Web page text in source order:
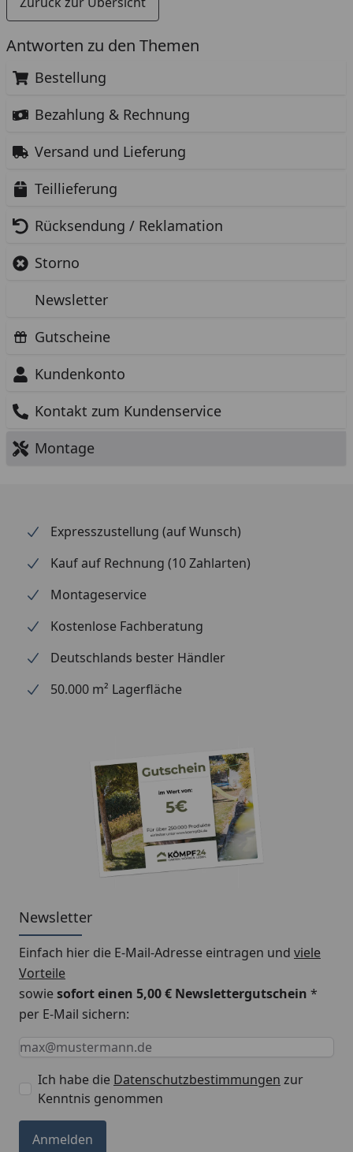
Antworten zu den Themen
Bestellung
Bezahlung & Rechnung
Versand und Lieferung
Teillieferung
Rücksendung / Reklamation
Storno
Newsletter
Gutscheine
Kundenkonto
Kontakt zum Kundenservice
Montage
Expresszustellung (auf Wunsch)
Kauf auf Rechnung (10 Zahlarten)
Montageservice
Kostenlose Fachberatung
Deutschlands bester Händler
50.000 m² Lagerfläche
Newsletter
Einfach hier die E-Mail-Adresse eintragen und viele
Vorteile
sowiesofort einen 5,00 € Newslettergutschein *
per E-Mail sichern:
Keine Eingabe erforderlich
Eingabe erforderlich
E-Mail *
Ich habe die Datenschutzbestimmungen zur
Kenntnis genommen
Anmelden